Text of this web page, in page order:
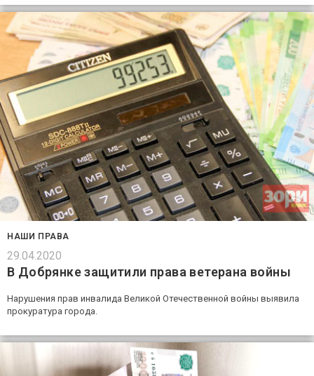
НАШИ ПРАВА
29.04.2020
В Добрянке защитили права ветерана войны
Нарушения прав инвалида Великой Отечественной войны выявила
прокуратура города.